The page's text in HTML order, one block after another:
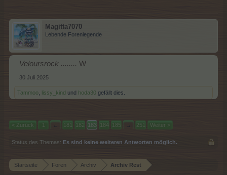
Magitta7070
Lebende Forenlegende
Veloursrock ........ W
30 Juli 2025
Tammoo lissy_kind und hoda30 gefällt dies.
< Zurück 1 ← 181 182 183 184 185 → 251 Weiter >
Status des Themas: Es sind keine weiteren Antworten möglich.
Startseite Foren Archiv Archiv Rest